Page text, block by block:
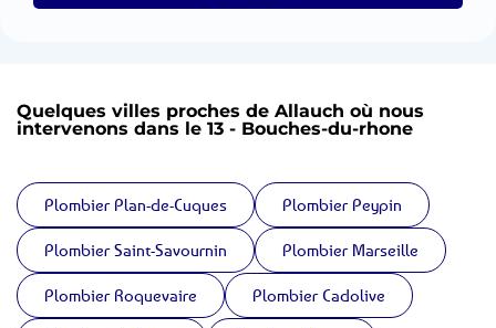
Quelques villes proches de Allauch où nous
intervenons dans le 13 - Bouches-du-rhone
Plombier Plan-de-Cuques Plombier Peypin
Plombier Saint-Savournin Plombier Marseille
Plombier Roquevaire Plombier Cadolive